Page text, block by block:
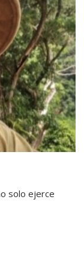
solo ejerce